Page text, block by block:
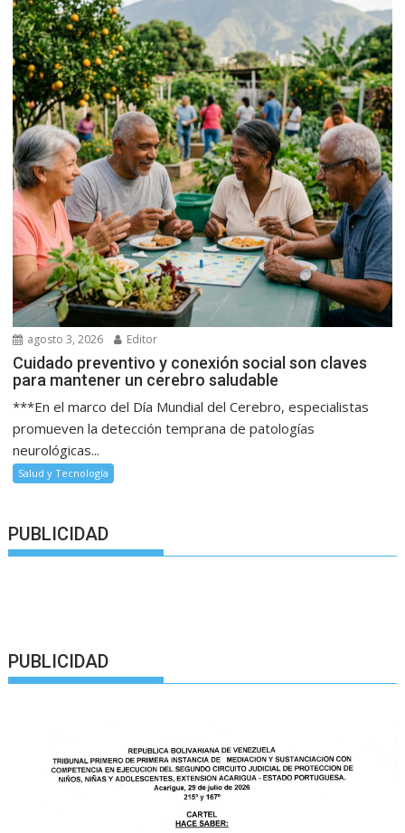
agosto 3, 2026 Editor
Cuidado preventivo y conexión social son claves
para mantener un cerebro saludable
***En el marco del Día Mundial del Cerebro, especialistas
promueven la detección temprana de patologías
neurológicas...
Salud y Tecnología
PUBLICIDAD
PUBLICIDAD